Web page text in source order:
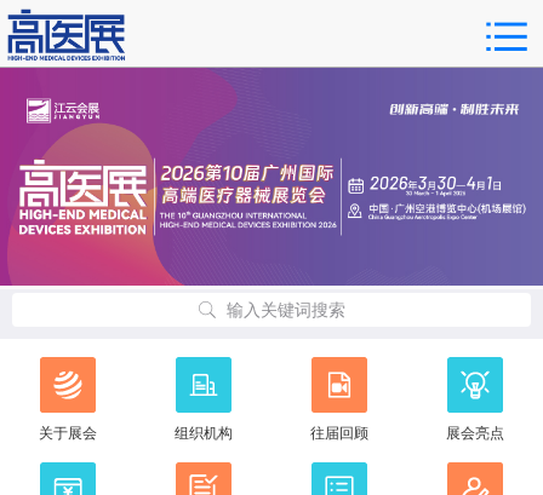
输入关键词搜索
关于展会 组织机构 往届回顾 展会亮点